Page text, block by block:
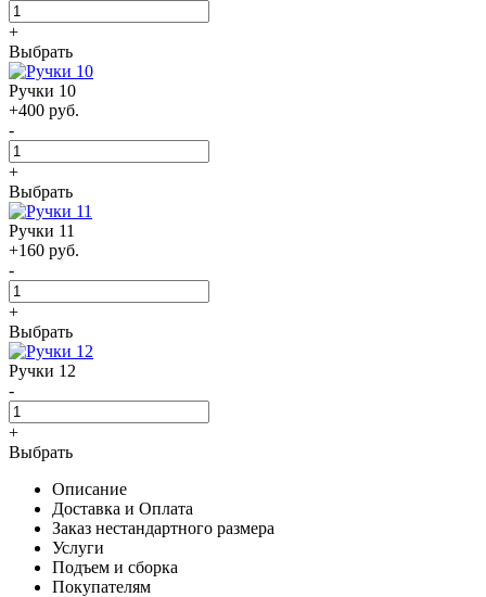
+
Выбрать
Ручки 10
+400 руб.
-
+
Выбрать
Ручки 11
+160 руб.
-
+
Выбрать
Ручки 12
-
+
Выбрать
Описание
Доставка и Оплата
Заказ нестандартного размера
Услуги
Подъем и сборка
Покупателям